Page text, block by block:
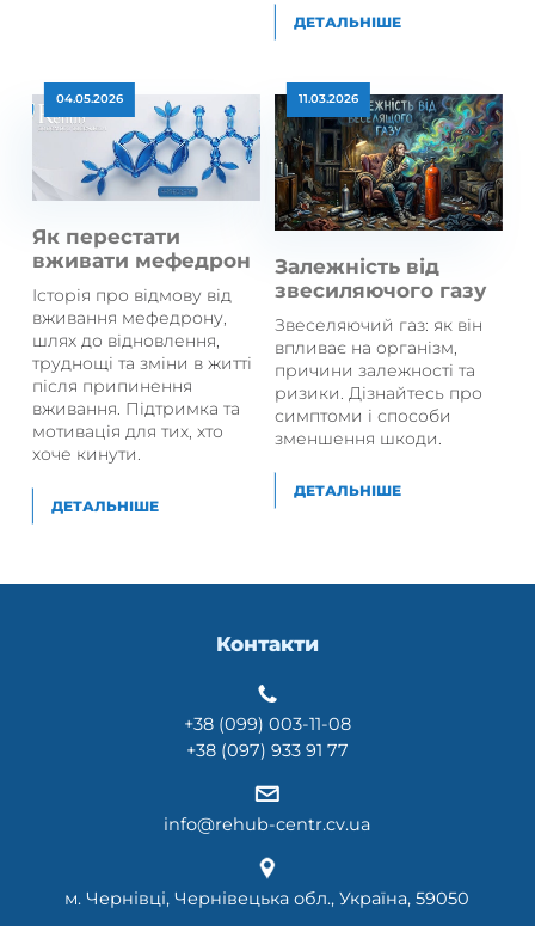
ДЕТАЛЬНІШЕ
Як перестати
вживати мефедрон
04.05.2026
Історія про відмову від
вживання мефедрону,
шлях до відновлення,
труднощі та зміни в житті
після припинення
вживання. Підтримка та
мотивація для тих, хто
хоче кинути.
ДЕТАЛЬНІШЕ
Залежність від
звесиляючого газу
11.03.2026
Звеселяючий газ: як він
впливає на організм,
причини залежності та
ризики. Дізнайтесь про
симптоми і способи
зменшення шкоди.
ДЕТАЛЬНІШЕ
Контакти
+38 (099) 003-11-08
+38 (097) 933 91 77
info@rehub-centr.cv.ua
м. Чернівці, Чернівецька обл., Україна, 59050